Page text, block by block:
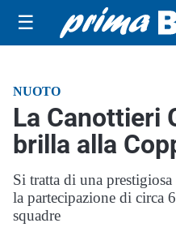
☰
NUOTO
La Canottieri
brilla alla
Si tratta di una
la partecipazione di circa
squadre